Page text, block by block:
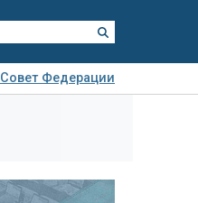
Совет Федерации